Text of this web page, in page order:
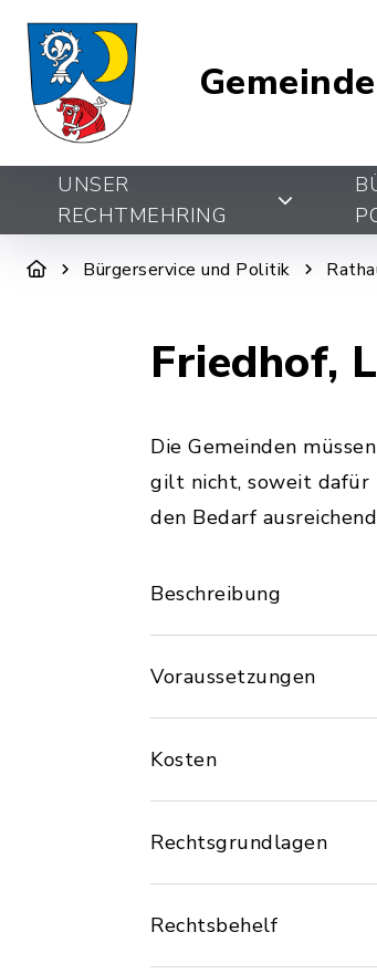
UNSER
RECHTMEHRING
Bürgerservice und Politik
Friedhof,
Die Gemeinden
gilt nicht, soweit dafür
den Bedarf
Beschreibung
Voraussetzungen
Kosten
Rechtsgrundlagen
Rechtsbehelf